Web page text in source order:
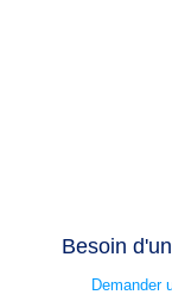
Besoin
Demander